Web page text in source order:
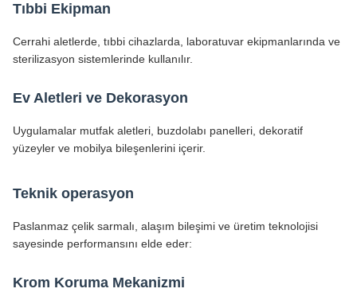
Tıbbi Ekipman
Cerrahi aletlerde, tıbbi cihazlarda, laboratuvar ekipmanlarında ve
sterilizasyon sistemlerinde kullanılır.
Ev Aletleri ve Dekorasyon
Uygulamalar mutfak aletleri, buzdolabı panelleri, dekoratif
yüzeyler ve mobilya bileşenlerini içerir.
Teknik operasyon
Paslanmaz çelik sarmalı, alaşım bileşimi ve üretim teknolojisi
sayesinde performansını elde eder:
Krom Koruma Mekanizmi